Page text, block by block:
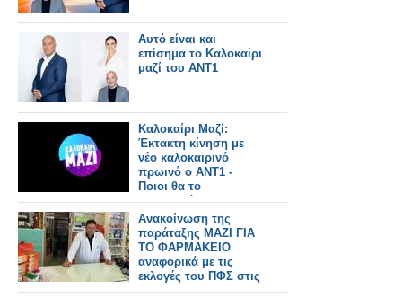
Αυτό είναι και
επίσημα το Καλοκαίρι
μαζί του ΑΝΤ1
Καλοκαίρι Μαζί:
Έκτακτη κίνηση με
νέο καλοκαιρινό
πρωινό ο ΑΝΤ1 -
Ποιοι θα το
παρουσιάζουν και τι
ώρα θα παίζει;
Ανακοίνωση της
παράταξης ΜΑΖΙ ΓΙΑ
ΤΟ ΦΑΡΜΑΚΕΙΟ
αναφορικά με τις
εκλογές του ΠΦΣ στις
28 Ιουνίου 2026